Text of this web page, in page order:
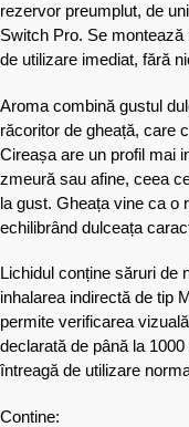
rezervor preumplut, de
Switch Pro. Se
de utilizare imediat, fără
Aroma combină gustul
răcoritor de gheață, care
Cireașa are un profil mai
zmeură sau afine, ceea
la gust. Gheața vine ca o
echilibrând dulceața
Lichidul conține săruri de
inhalarea indirectă de tip
permite verificarea
declarată de până la
întreagă de utilizare
Contine: